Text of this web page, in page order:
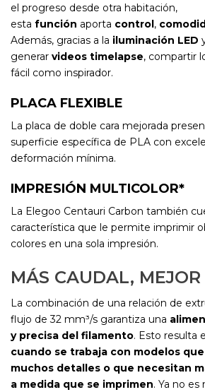
el progreso desde otra habitación,
esta función aporta control,
Además, gracias a la iluminación LED
generar videos timelapse, compartir
fácil como inspirador.
PLACA FLEXIBLE
La placa de doble cara mejorada
superficie específica de PLA con
deformación mínima.
IMPRESIÓN MULTICOLOR*
La Elegoo Centauri Carbon también
característica que le permite imprimir
colores en una sola impresión.
MÁS CAUDAL,
La combinación de una relación de
flujo de 32 mm³/s garantiza una
y precisa del filamento. Esto resulta
cuando se trabaja con modelos
muchos detalles o que necesitan
a medida que se imprimen. Ya no es